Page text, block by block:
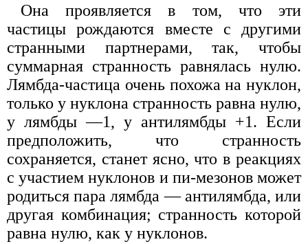
Она проявляется в том, что эти
частицы рождаются вместе с другими
странными партнерами, так, чтобы
суммарная странность равнялась нулю.
Лямбда-частица очень похожа на нуклон,
только у нуклона странность равна нулю,
у лямбды —1, у антилямбды +1. Если
предположить, что странность
сохраняется, станет ясно, что в реакциях
с участием нуклонов и пи-мезонов может
родиться пара лямбда — антилямбда, или
другая комбинация; странность которой
равна нулю, как у нуклонов.